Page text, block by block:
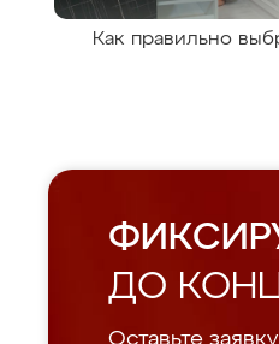
Как правильно
ДО
Оставьте